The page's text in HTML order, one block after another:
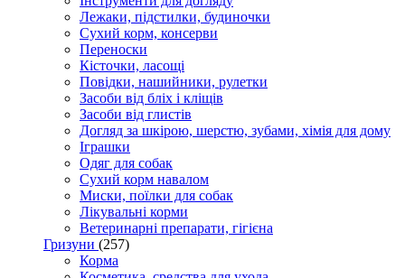
Лежаки, підстилки, будиночки
Сухий корм, консерви
Переноски
Кісточки, ласощі
Повідки, нашийники, рулетки
Засоби від бліх і кліщів
Засоби від глистів
Догляд за шкірою, шерстю, зубами, хімія для дому
Іграшки
Одяг для собак
Сухий корм навалом
Миски, поїлки для собак
Лікувальні корми
Ветеринарні препарати, гігієна
Гризуни (257)
Корма